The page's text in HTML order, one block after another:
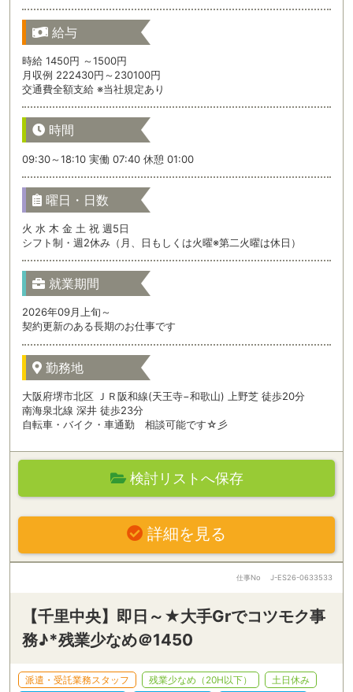
給与
時給 1450円 ～1500円
月収例 222430円～230100円
交通費全額支給 ※当社規定あり
時間
09:30～18:10 実働 07:40 休憩 01:00
曜日・日数
火 水 木 金 土 祝 週5日
シフト制・週2休み（月、日もしくは火曜※第二火曜は休日）
就業期間
2026年09月上旬～
契約更新のある長期のお仕事です
勤務地
大阪府堺市北区 ＪＲ阪和線(天王寺−和歌山) 上野芝 徒歩20分
南海泉北線 深井 徒歩23分
自転車・バイク・車通勤 相談可能です☆彡
検討リストへ保存
詳細を見る
仕事No J-ES26-0633533
【千里中央】即日～★大手Grでコツモク事
務♪*残業少なめ＠1450
派遣・受託業務スタッフ 残業少なめ（20H以下）
土日休み